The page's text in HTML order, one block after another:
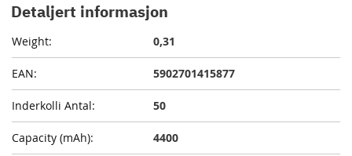
Detaljert informasjon
0,31
5902701415877
50
4400